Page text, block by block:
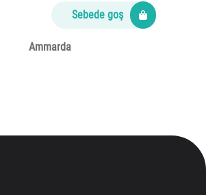
Sebede goş
Ammarda